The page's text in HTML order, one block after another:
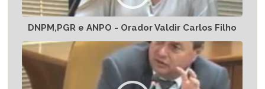
DNPM,PGR e ANPO - Orador Valdir Carlos Filho